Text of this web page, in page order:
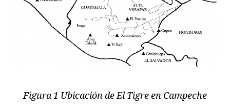
Figura 1 Ubicación de El Tigre en Campeche